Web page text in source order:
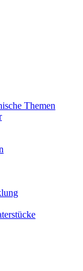
Themen